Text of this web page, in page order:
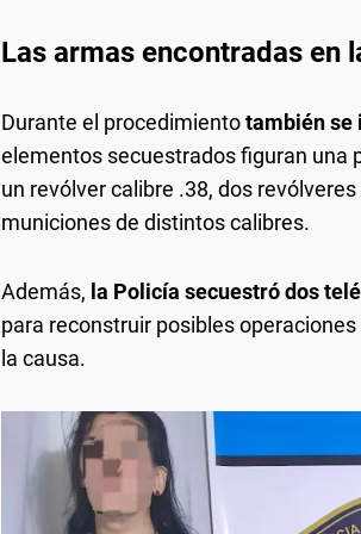
Las armas encontradas en
Durante el procedimientotambién se
elementos secuestrados figuran una
un revólver calibre .38, dos
municiones de distintos calibres.
Además, la Policía secuestró dos
para reconstruir posibles
la causa.